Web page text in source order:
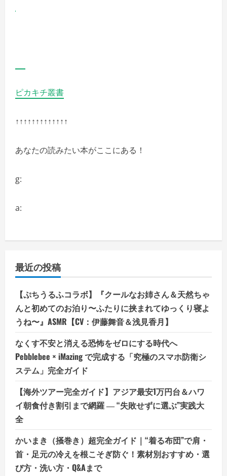
ご
覧
く
い
ピカキチ叢書
↑↑↑↑↑↑↑↑↑↑↑↑↑
あなたの読みたい本がここにある！
g:
a:
最近の投稿
【ぷちうるふコラボ】『クールなお姉さん＆天然ちゃ
んと初めてのお泊り〜ふたりに挟まれてゆっくり寝よ
うね〜』ASMR【CV：伊藤舞音＆浅見香月】
なくす不安と消える恐怖をゼロにする時代へ
Pebblebee × iMazing で完成する「究極のスマホ防衛シ
ステム」完全ガイド
【海外ツアー完全ガイド】アジア最安1万円台＆ハワ
イ朝食付き割引まで網羅 ― “失敗せずに選ぶ”実践大
全
かいまき（掻巻き）超完全ガイド｜“着る布団”で肩・
首・足元の冷えを根こそぎ防ぐ！素材別おすすめ・選
び方・洗い方・Q&Aまで